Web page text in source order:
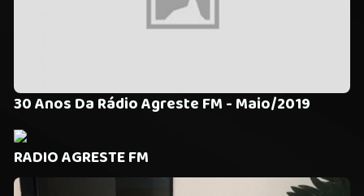
30 Anos Da Rádio Agreste FM - Maio/2019
RADIO AGRESTE FM